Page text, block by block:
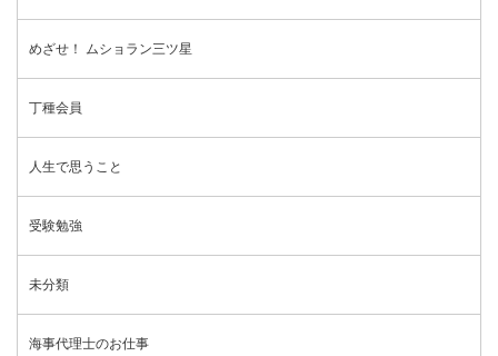
めざせ！ ムショラン三ツ星
丁種会員
人生で思うこと
受験勉強
未分類
海事代理士のお仕事